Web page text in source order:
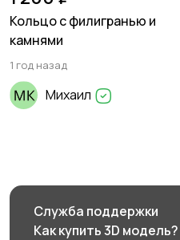
Кольцо с филигранью и
камнями
1 год назад
Михаил
Служба поддержки
Как купить 3D модель?